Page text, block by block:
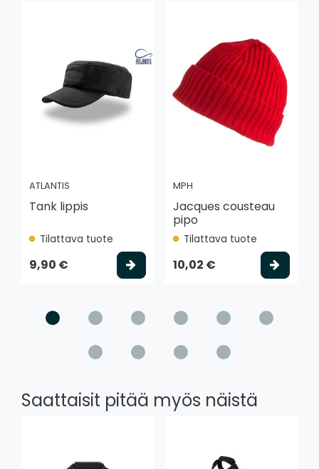
ATLANTIS
Tank lippis
Tilattava tuote
9,90 € Valitse vaihtoehto
MPH
Jacques cousteau
pipo
Tilattava tuote
10,02 €
Saattaisit pitää myös näistä